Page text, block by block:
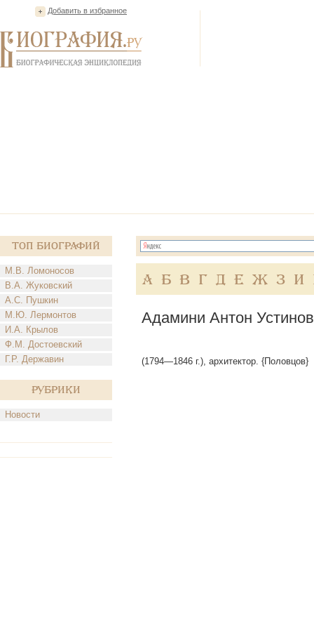
Добавить в избранное
Топ Биографий
М.В. Ломоносов
В.А. Жуковский
А.С. Пушкин
М.Ю. Лермонтов
И.А. Крылов
Ф.М. Достоевский
Г.Р. Державин
Рубрики
Новости
А Б В Г Д Е Ж З И
Адамини Антон
(1794—1846 г.), архитектор. {Половцов}